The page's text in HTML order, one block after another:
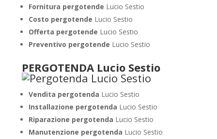
Fornitura pergotende Lucio Sestio
Costo pergotende Lucio Sestio
Offerta pergotende Lucio Sestio
Preventivo pergotende Lucio Sestio
PERGOTENDA Lucio Sestio
Vendita pergotenda Lucio Sestio
Installazione pergotenda Lucio Sestio
Riparazione pergotenda Lucio Sestio
Manutenzione pergotenda Lucio Sestio